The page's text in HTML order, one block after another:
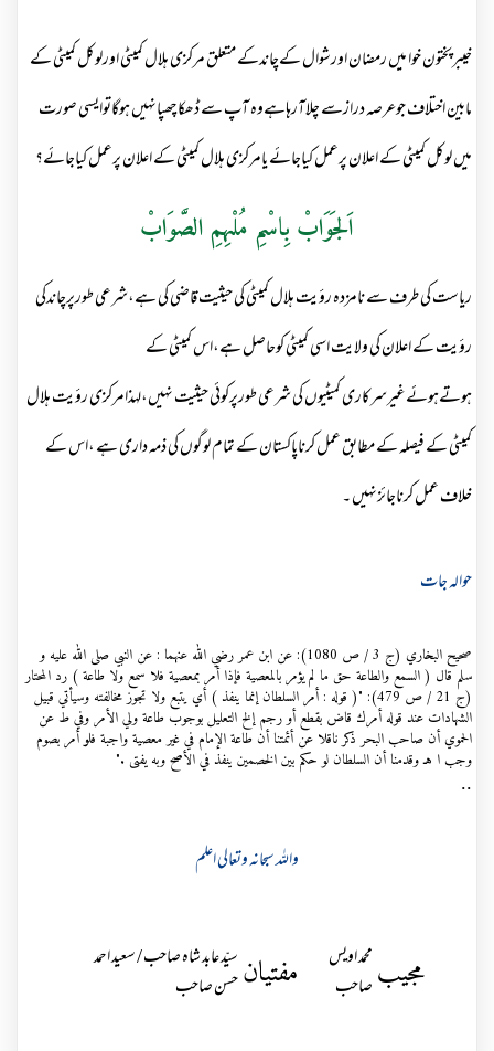
خیبرپختون خوا میں رمضان اورشوال کےچاندکے متعلق مرکزی ہلال کمیٹی اورلوکل کمیٹی کے
مابین اختلاف جوعرصہ درازسے چلاآرہاہےوہ آپ سے ڈھکاچھپانہیں ہوگاتوایسی صورت
میں لوکل کمیٹی کے اعلان پرعمل کیاجائے یامرکزی ہلال کمیٹی کے اعلان پرعمل کیاجائے؟
اَلجَوَابْ بِاسْمِ مُلْہِمِ الصَّوَابْ
ریاست کی طرف سے نامزدہ رؤیت ہلال کمیٹی کی حیثیت قاضی کی ہے،شرعی طورپرچاندکی
رؤیت کے اعلان کی ولایت اسی کمیٹی کوحاصل ہے،اس کمیٹی کے
ہوتےہوئےغیرسرکاری کمیٹیوں کی شرعی طورپرکوئی حیثیت نہیں،لہذامرکزی رؤیت ہلال
کمیٹی کے فیصلہ کے مطابق عمل کرناپاکستان كے تمام لوگوں کی ذمہ داری ہے ،اس کے
خلاف عمل کرناجائزنہیں ۔
حوالہ جات
صحيح البخاري (ج 3 / ص 1080): عن ابن عمر رضي الله عنهما : عن النبي صلى الله عليه و
سلم قال ( السمع والطاعة حق ما لم يؤمر بالمعصية فإذا أمر بمعصية فلا سمع ولا طاعة ) رد المحتار
(ج 21 / ص 479): "( قوله : أمر السلطان إنما ينفذ ) أي يتبع ولا تجوز مخالفته وسيأتي قبيل
الشهادات عند قوله أمرك قاض بقطع أو رجم إلخ التعليل بوجوب طاعة ولي الأمر وفي ط عن
الحموي أن صاحب البحر ذكر ناقلا عن أئمتنا أن طاعة الإمام في غير معصية واجبة فلو أمر بصوم
وجب ا هـ وقدمنا أن السلطان لو حكم بين الخصمين ينفذ في الأصح وبه يفتى ."
..
واللہ سبحانہ وتعالی اعلم
مجیب محمد اویس
صاحب
مفتیان سیّد عابد شاہ صاحب / سعید احمد
حسن صاحب